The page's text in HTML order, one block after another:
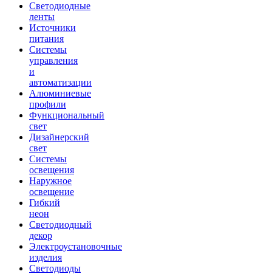
Светодиодные
ленты
Источники
питания
Системы
управления
и
автоматизации
Алюминиевые
профили
Функциональный
свет
Дизайнерский
свет
Системы
освещения
Наружное
освещение
Гибкий
неон
Светодиодный
декор
Электроустановочные
изделия
Светодиоды